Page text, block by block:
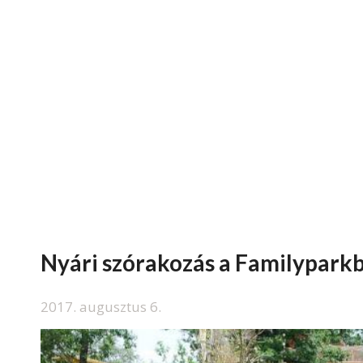
Nyári szórakozás a
2017. augusztus 6.